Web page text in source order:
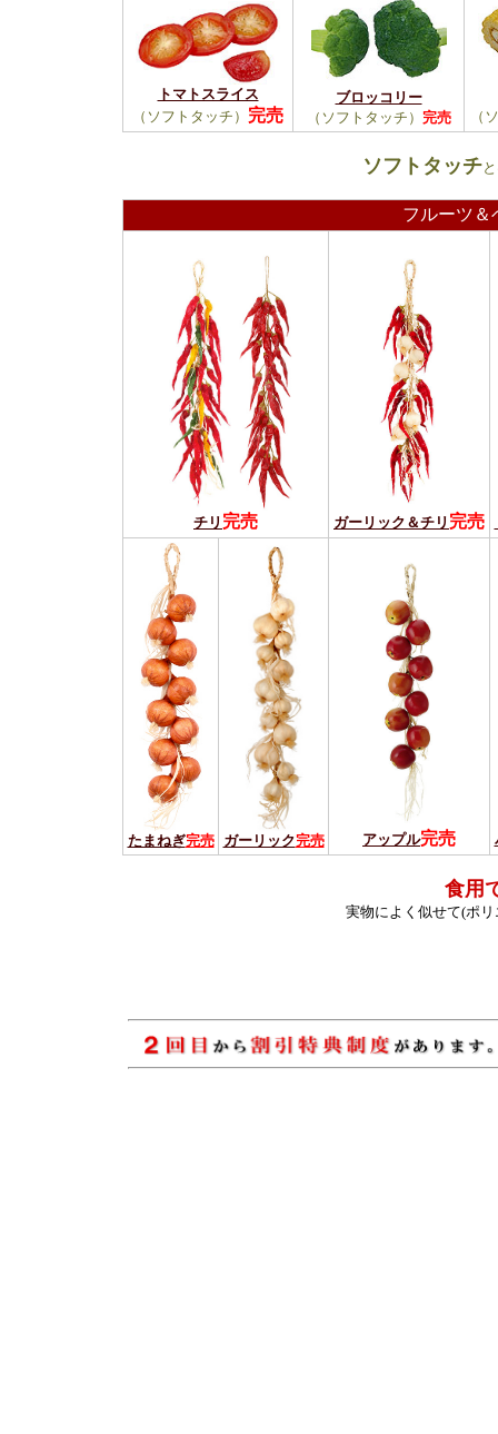
トマトスライス
（ソフトタッチ） 完売
ブロッコリー
（ソフトタッチ） 完売 （
ソフトタッチ
フルーツ
チリ 完売 ガーリック＆チリ 完売
たまねぎ完売 ガーリック完売 アップル完売
食用
実物によく似せて(ポ